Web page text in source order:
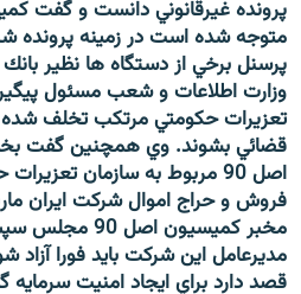
متوجه شده است در زمينه پرونده
پرسنل برخي از دستگاه ها نظير
وزارت اطلاعات و شعب مسئول
تعزيرات حكومتي مرتكب تخلف شده
قضائي بشوند. وي همچنين گفت
اصل 90 مربوط به سازمان
فروش و حراج اموال شركت ايران
مخبر كميسيون
مديرعامل اين شركت بايد فورا
قصد دارد براي ايجاد امنيت